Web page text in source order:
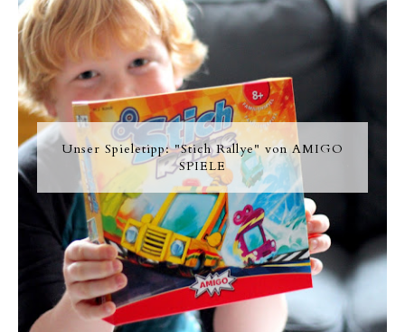
Unser Spieletipp: "Stich Rallye" von AMIGO
SPIELE